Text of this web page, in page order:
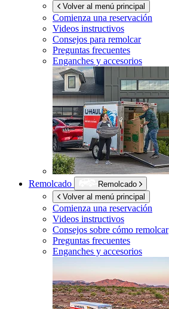
Volver al menú principal
Comienza una reservación
Videos instructivos
Consejos para remolcar
Preguntas frecuentes
Enganches y accesorios
Remolcado
Remolcado
Volver al menú principal
Comienza una reservación
Videos instructivos
Consejos sobre cómo remolcar
Preguntas frecuentes
Enganches y accesorios